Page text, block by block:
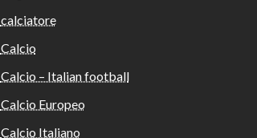
calciatore
Calcio
Calcio – Italian football
Calcio Europeo
Calcio Italiano